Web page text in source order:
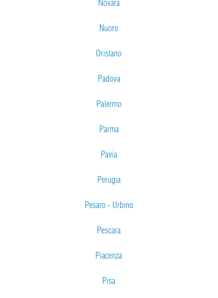
Novara
Nuoro
Oristano
Padova
Palermo
Parma
Pavia
Perugia
Pesaro - Urbino
Pescara
Piacenza
Pisa